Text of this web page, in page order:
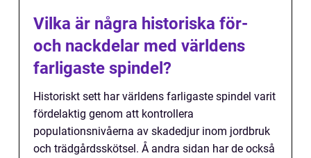
Vilka är några historiska för-
och nackdelar med världens
farligaste spindel?
Historiskt sett har världens farligaste spindel varit
fördelaktig genom att kontrollera
populationsnivåerna av skadedjur inom jordbruk
och trädgårdsskötsel. Å andra sidan har de också